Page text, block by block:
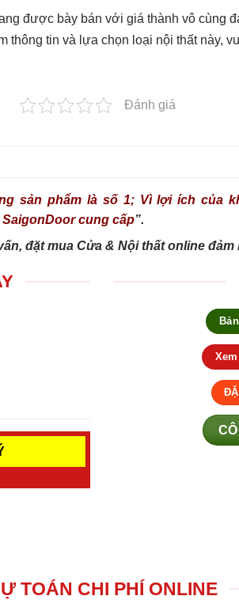
được bày bán với giá thành vô cùng
thông tin và lựa chọn loại nội thất này,
Đánh giá
sản phẩm là số 1; Vì lợi ích của
cung cấp”.
đặt mua Cửa & Nội thất online đảm
TOÁN CHI PHÍ ONLINE